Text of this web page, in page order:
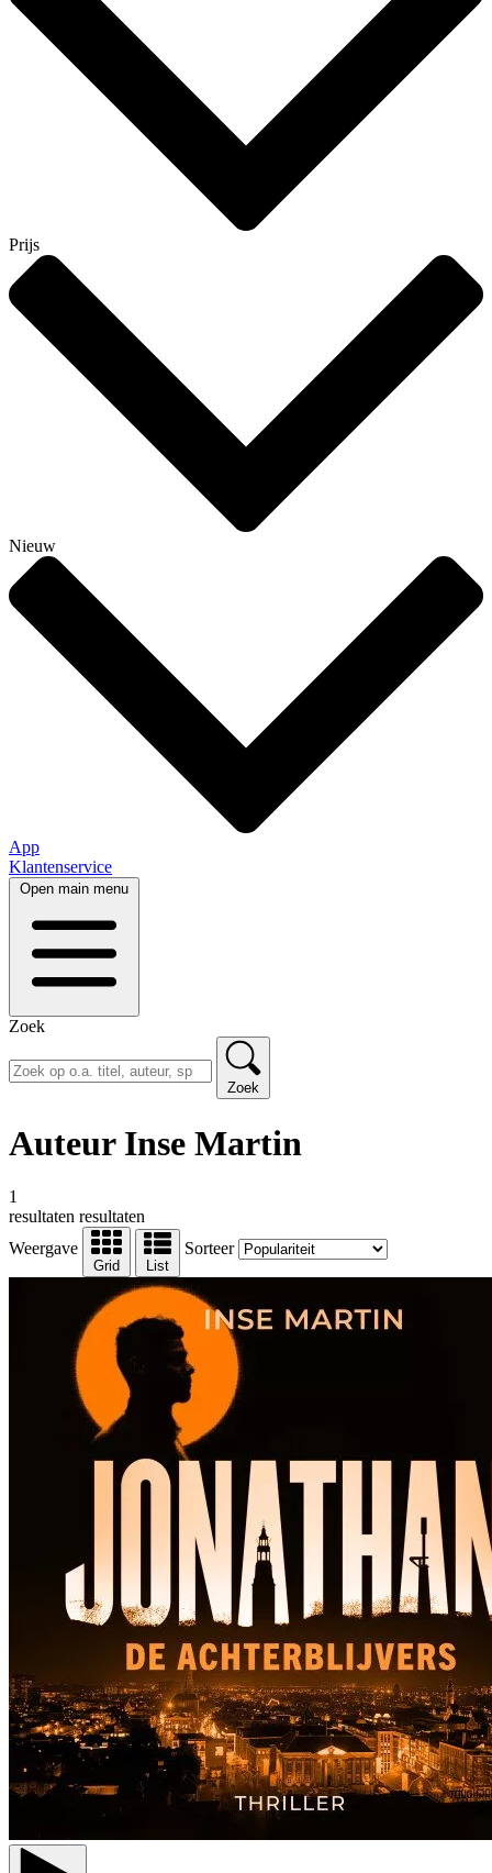
Prijs
Nieuw
App
Klantenservice
Open main menu
Zoek
Zoek
Auteur Inse Martin
1
resultaten resultaten
Weergave
Grid List
Sorteer